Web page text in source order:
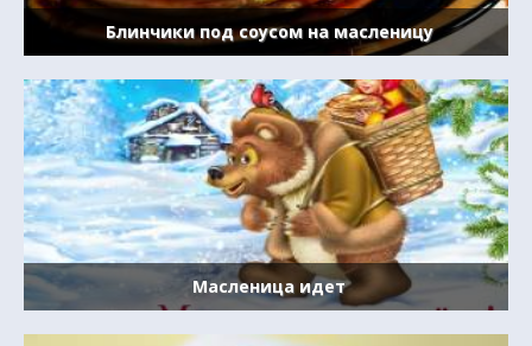
Блинчики под соусом на масленицу
Масленица идет